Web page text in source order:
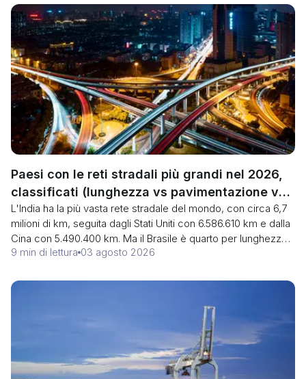
cosa nascondono e dove si inserisce Chancay.
Paesi con le reti stradali più grandi nel 2026,
classificati (lunghezza vs pavimentazione vs
autostrada)
L'India ha la più vasta rete stradale del mondo, con circa 6,7
milioni di km, seguita dagli Stati Uniti con 6.586.610 km e dalla
Cina con 5.490.400 km. Ma il Brasile è quarto per lunghezza,
con solo l'11% della sua rete asfaltata, e la Cina guida il
lunghezza totale. Ecco la classifica e le due misure che
9 min di lettura 03 agosto 2026